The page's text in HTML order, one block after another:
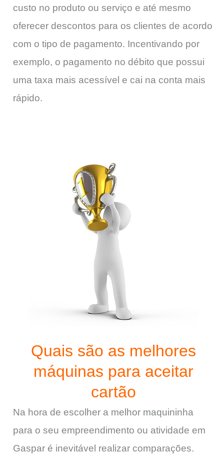
custo no produto ou serviço e até mesmo
oferecer descontos para os clientes de acordo
com o tipo de pagamento. Incentivando por
exemplo, o pagamento no débito que possui
uma taxa mais acessível e cai na conta mais
rápido.
Quais são as melhores
máquinas para aceitar
cartão
Na hora de escolher a melhor maquininha
para o seu empreendimento ou atividade em
Gaspar é inevitável realizar comparações.